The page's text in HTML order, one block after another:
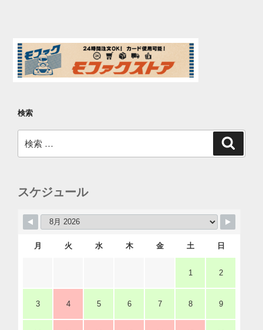
検索
索:
スケジュール
月 火 水 木 金 土 日
1 2
3 4 5 6 7 8 9